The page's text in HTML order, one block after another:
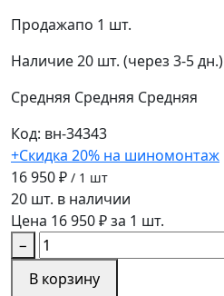
Продажапо 1 шт.
Наличие20 шт. (через 3-5 дн.)
Средняя Средняя Средняя
Код: вн-34343
+Скидка 20% на шиномонтаж
16 950 ₽ / 1 шт
20 шт. в наличии
Цена 16 950 ₽ за 1 шт.
−
В корзину